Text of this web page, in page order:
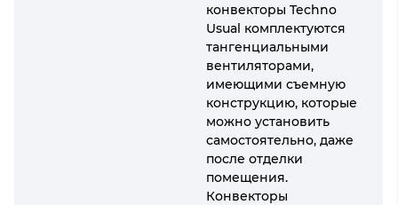
конвекторы Techno
Usual комплектуются
тангенциальными
вентиляторами,
имеющими съемную
конструкцию, которые
можно установить
самостоятельно, даже
после отделки
помещения.
Конвекторы